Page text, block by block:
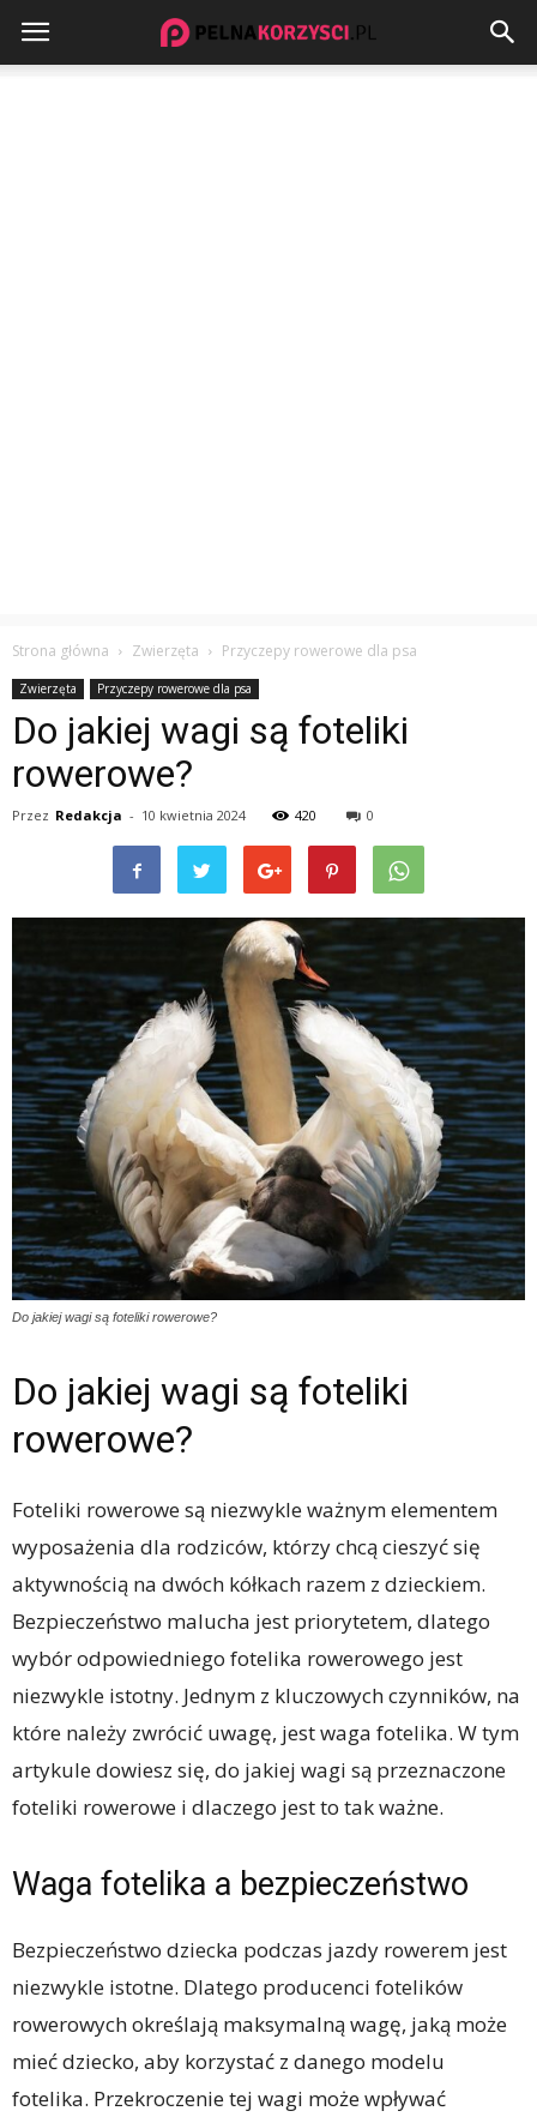
Strona główna Zwierzęta Przyczepy rowerowe dla psa
Zwierzęta Przyczepy rowerowe dla psa
Do jakiej wagi są foteliki
rowerowe?
Przez Redakcja - 10 kwietnia 2024 420 0
Do jakiej wagi są foteliki rowerowe?
Do jakiej wagi są foteliki
rowerowe?
Foteliki rowerowe są niezwykle ważnym elementem
wyposażenia dla rodziców, którzy chcą cieszyć się
aktywnością na dwóch kółkach razem z dzieckiem.
Bezpieczeństwo malucha jest priorytetem, dlatego
wybór odpowiedniego fotelika rowerowego jest
niezwykle istotny. Jednym z kluczowych czynników, na
które należy zwrócić uwagę, jest waga fotelika. W tym
artykule dowiesz się, do jakiej wagi są przeznaczone
foteliki rowerowe i dlaczego jest to tak ważne.
Waga fotelika a bezpieczeństwo
Bezpieczeństwo dziecka podczas jazdy rowerem jest
niezwykle istotne. Dlatego producenci fotelików
rowerowych określają maksymalną wagę, jaką może
mieć dziecko, aby korzystać z danego modelu
fotelika. Przekroczenie tej wagi może wpływać